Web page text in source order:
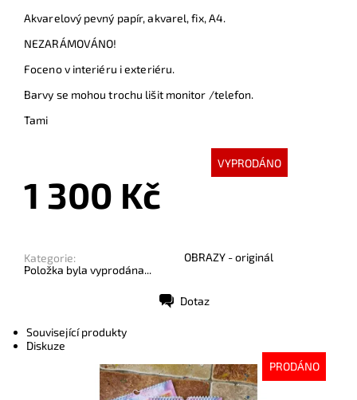
Akvarelový pevný papír, akvarel, fix, A4.
NEZARÁMOVÁNO!
Foceno v interiéru i exteriéru.
Barvy se mohou trochu lišit monitor /telefon.
Tami
VYPRODÁNO
1 300 Kč
Kategorie:
OBRAZY - originál
Položka byla vyprodána...
Dotaz
Související produkty
Diskuze
PRODÁNO
Dostupnost:
Vyprodáno